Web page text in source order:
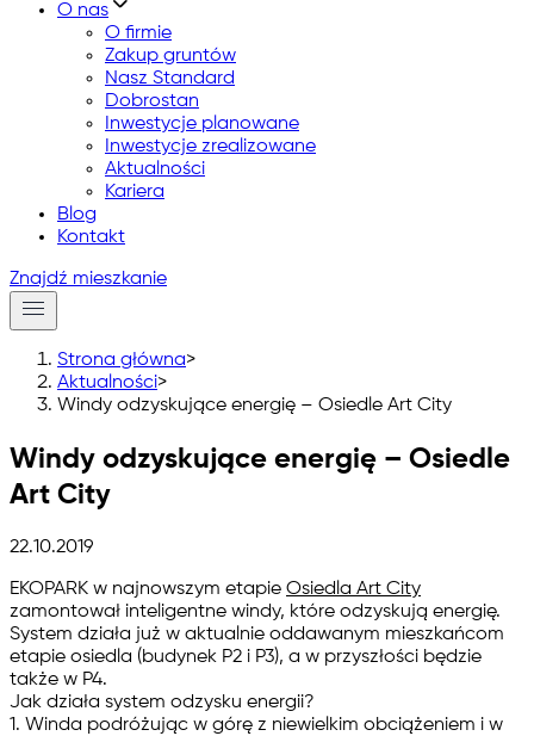
O nas
O firmie
Zakup gruntów
Nasz Standard
Dobrostan
Inwestycje planowane
Inwestycje zrealizowane
Aktualności
Kariera
Blog
Kontakt
Znajdź mieszkanie
Strona główna>
Aktualności>
Windy odzyskujące energię – Osiedle Art City
Windy odzyskujące energię – Osiedle
Art City
22.10.2019
EKOPARK w najnowszym etapie Osiedla Art City
zamontował inteligentne windy, które odzyskują energię.
System działa już w aktualnie oddawanym mieszkańcom
etapie osiedla (budynek P2 i P3), a w przyszłości będzie
także w P4.
Jak działa system odzysku energii?
1. Winda podróżując w górę z niewielkim obciążeniem i w